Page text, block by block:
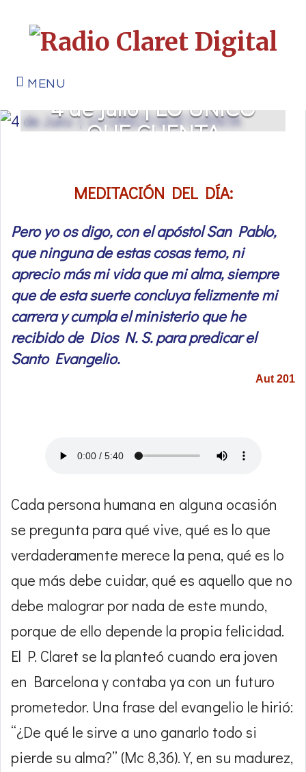
MENU
4 de Julio | LO ÚNICO
QUE CUENTA
MEDITACIÓN DEL DÍA:
Pero yo os digo, con el apóstol San Pablo,
que ninguna de estas cosas temo, ni
aprecio más mi vida que mi alma, siempre
que de esta suerte concluya felizmente mi
carrera y cumpla el ministerio que he
recibido de Dios N. S. para predicar el
Santo Evangelio.
Aut 201
Cada persona humana en alguna ocasión
se pregunta para qué vive, qué es lo que
verdaderamente merece la pena, qué es lo
que más debe cuidar, qué es aquello que no
debe malograr por nada de este mundo,
porque de ello depende la propia felicidad.
El P. Claret se la planteó cuando era joven
en Barcelona y contaba ya con un futuro
prometedor. Una frase del evangelio le hirió:
“¿De qué le sirve a uno ganarlo todo si
pierde su alma?” (Mc 8,36). Y, en su madurez,